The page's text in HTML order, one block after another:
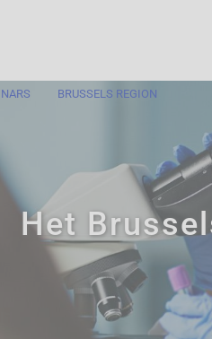
BRUSSELS REGION
Het